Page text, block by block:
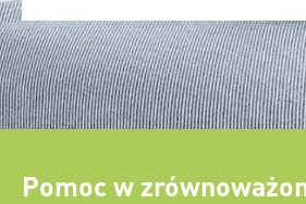
Pomoc w